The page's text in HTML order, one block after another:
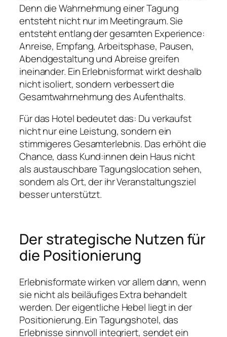
Denn die Wahrnehmung einer Tagung
entsteht nicht nur im Meetingraum. Sie
entsteht entlang der gesamten Experience:
Anreise, Empfang, Arbeitsphase, Pausen,
Abendgestaltung und Abreise greifen
ineinander. Ein Erlebnisformat wirkt deshalb
nicht isoliert, sondern verbessert die
Gesamtwahrnehmung des Aufenthalts.
Für das Hotel bedeutet das: Du verkaufst
nicht nur eine Leistung, sondern ein
stimmigeres Gesamterlebnis. Das erhöht die
Chance, dass Kund:innen dein Haus nicht
als austauschbare Tagungslocation sehen,
sondern als Ort, der ihr Veranstaltungsziel
besser unterstützt.
Der strategische Nutzen für
die Positionierung
Erlebnisformate wirken vor allem dann, wenn
sie nicht als beiläufiges Extra behandelt
werden. Der eigentliche Hebel liegt in der
Positionierung. Ein Tagungshotel, das
Erlebnisse sinnvoll integriert, sendet ein